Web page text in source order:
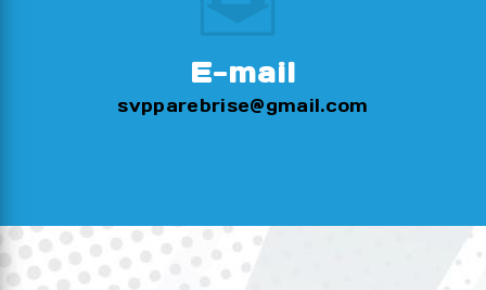
E-mail
svpparebrise@gmail.com